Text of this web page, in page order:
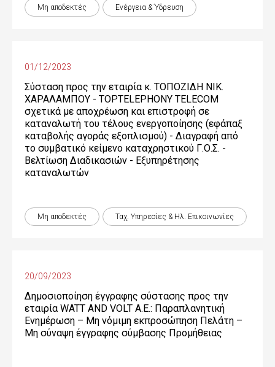
Μη αποδεκτές Ενέργεια & Ύδρευση
01/12/2023
Σύσταση προς την εταιρία κ. ΤΟΠΟΖΙΔΗ ΝΙΚ.
ΧΑΡΑΛΑΜΠΟΥ - TOPTELEPHONY TELECOM
σχετικά με αποχρέωση και επιστροφή σε
καταναλωτή του τέλους ενεργοποίησης (εφάπαξ
καταβολής αγοράς εξοπλισμού) - Διαγραφή από
το συμβατικό κείμενο καταχρηστικού Γ.Ο.Σ. -
Βελτίωση Διαδικασιών - Εξυπηρέτησης
καταναλωτών
Μη αποδεκτές Ταχ. Υπηρεσίες & Ηλ. Επικοινωνίες
20/09/2023
Δημοσιοποίηση έγγραφης σύστασης προς την
εταιρία WATT AND VOLT A.E.: Παραπλανητική
Ενημέρωση – Μη νόμιμη εκπροσώπηση Πελάτη –
Μη σύναψη έγγραφης σύμβασης Προμήθειας